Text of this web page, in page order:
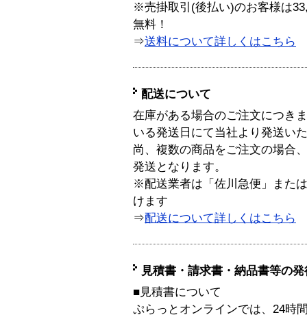
※売掛取引(後払い)のお客様は
無料！
⇒送料について詳しくはこちら
配送について
在庫がある場合のご注文につき
いる発送日にて当社より発送い
尚、複数の商品をご注文の場合
発送となります。
※配送業者は「佐川急便」また
けます
⇒配送について詳しくはこちら
見積書・請求書・納品書等の
■見積書について
ぷらっとオンラインでは、24時